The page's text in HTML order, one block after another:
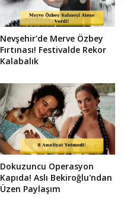
Nevşehir'de Merve Özbey
Fırtınası! Festivalde Rekor
Kalabalık
Dokuzuncu Operasyon
Kapıda! Aslı Bekiroğlu'ndan
Üzen Paylaşım